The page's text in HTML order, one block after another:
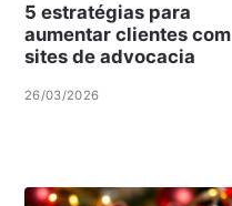
5 estratégias para
aumentar clientes com
sites de advocacia
26/03/2026